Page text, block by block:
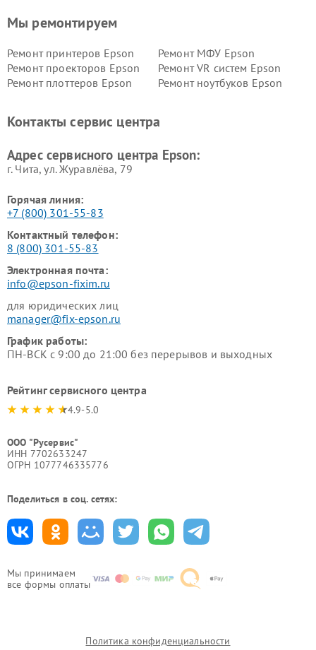
Мы принимаем
все формы оплаты
Мы ремонтируем
Ремонт принтеров Epson
Ремонт МФУ Epson
Ремонт проекторов Epson
Ремонт VR систем Epson
Ремонт плоттеров Epson
Ремонт ноутбуков Epson
Контакты сервис центра
Адрес сервисного центра Epson:
г. Чита, ул. Журавлёва, 79
Горячая линия:
+7 (800) 301-55-83
Контактный телефон:
8 (800) 301-55-83
Электронная почта:
info@epson-fixim.ru
для юридических лиц
manager@fix-epson.ru
График работы:
ПН-ВСК с 9:00 до 21:00 без перерывов и выходных
Рейтинг сервисного центра
4.9-5.0
ООО "Русервис"
ИНН 7702633247
ОГРН 1077746335776
Поделиться в соц. сетях:
Политика конфиденциальности